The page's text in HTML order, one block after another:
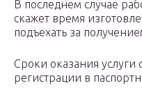
В последнем случае
скажет время
подъехать за
Сроки оказания услуги
регистрации в